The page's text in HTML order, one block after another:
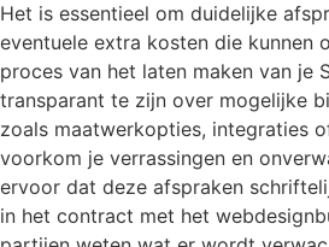
Het is essentieel om duidelijke
eventuele extra kosten die kunnen
proces van het laten maken van je
transparant te zijn over mogelijke
zoals maatwerkopties, integraties
voorkom je verrassingen en
ervoor dat deze afspraken
in het contract met het